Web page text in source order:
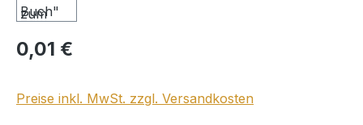
Regulärer Preis:
0,01 €
Preise inkl. MwSt. zzgl. Versandkosten